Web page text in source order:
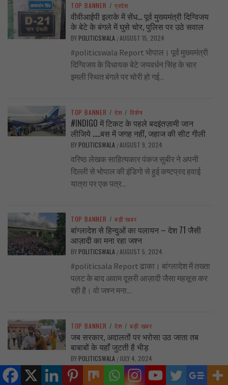
TOP BANNER / प्रदेश
वीवीआईपी इलाके में सेंध… पूर्व मुख्यमंत्री दिग्विजय
के बेटे के बंगले में घुसे चोर, पुलिस पर उठे सवाल
BY POLITICSWALA /AUGUST 15, 2024
#politicswala Report भोपाल। पूर्व मुख्यमंत्री
दिग्विजय के विधायक बेटे जयवर्धन सिंह के चार
इमली स्थित बंगले पर चोरी हो गई...
TOP BANNER / देश / विशेष
#INDIGO में टिकट के पहले बदइंतज़ामी जान
लीजिये …..बस में जगह नहीं, जहाज की सीट गीली
BY POLITICSWALA /AUGUST 9, 2024
वरिष्ठ लेखक साहित्यकार पंकज सुबीर ने अपनी
दिल्ली से भोपाल की इंडिगो से हुई कष्टप्रद हवाई
यात्रा पर एक पत्र...
TOP BANNER / बड़ी खबर
बांग्लादेश से हिन्दुओं का पलायन – देश 71 जैसी
आज़ादी का मना रहा जश्न
BY POLITICSWALA /AUGUST 5, 2024
#politicsala Report ढाका। बांग्लादेश में तख्ता
पलट के बाद अवाम दूसरी आज़ादी जैसा महसूस कर
रही है। वो जश्न मना...
TOP BANNER / देश / बड़ी खबर
जब सरकार, अदालतों पर भरोसा उठ जाता तब
बाबाबों के यहाँ जुटती है भीड़
BY POLITICSWALA / JULY 4, 2024
सुनील कुमार (वरिष्ठ पत्रकार ) हिन्दू धर्म के बाबा या